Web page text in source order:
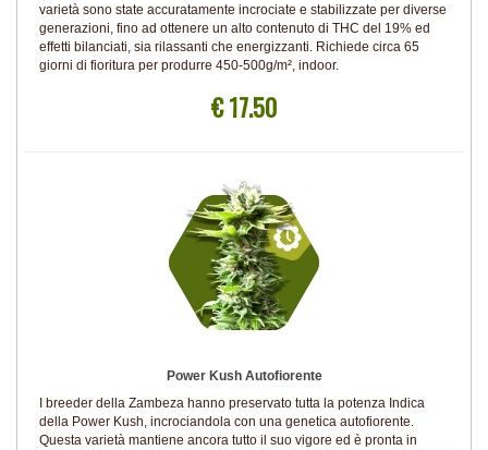
varietà sono state accuratamente incrociate e stabilizzate per diverse
generazioni, fino ad ottenere un alto contenuto di THC del 19% ed
effetti bilanciati, sia rilassanti che energizzanti. Richiede circa 65
giorni di fioritura per produrre 450-500g/m², indoor.
€ 17.50
Power Kush Autofiorente
I breeder della Zambeza hanno preservato tutta la potenza Indica
della Power Kush, incrociandola con una genetica autofiorente.
Questa varietà mantiene ancora tutto il suo vigore ed è pronta in